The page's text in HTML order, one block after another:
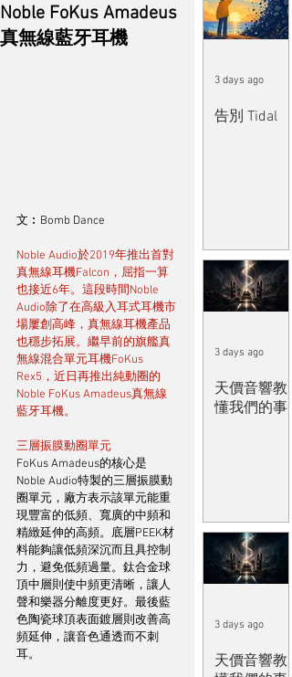
Noble FoKus Amadeus
真無線藍牙耳機
文︰Bomb Dance
Noble Audio於2019年推出首對
真無線耳機Falcon，屈指一算
也接近6年。這段時間Noble
Audio除了在高級入耳式耳機市
場屢創高峰，真無線耳機產品
也穩步拓展。繼早前的旗艦真
無線混合單元耳機FoKus
Rex5，近日再推出純動圈的
Noble FoKus Amadeus真無線
藍牙耳機。
三層振膜動圈單元
FoKus Amadeus的核心是
Noble Audio特製的三層振膜動
圈單元，廠方表示該單元能重
現豐富的低頻、寬廣的中頻和
精緻延伸的高頻。底層PEEK材
料能夠讓低頻深沉而且具控制
力，避免低頻過量。鈦合金球
頂中層則使中頻更清晰，讓人
聲和樂器分離度更好。最後藍
色陶瓷球頂表面鍍層則改善高
頻延伸，讓音色通透而不刺
耳。
告別 Tidal
3 days ago
天價音響教
懂我們的事
3 days ago
天價音響教
3 days ago